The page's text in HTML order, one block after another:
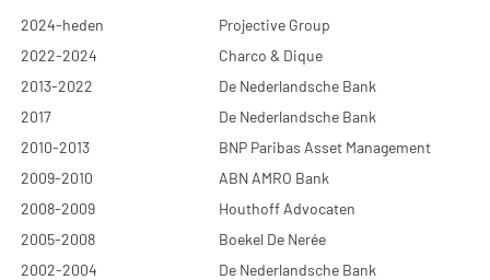
2024-heden
Projective Group
2022-2024
Charco & Dique
2013-2022
De Nederlandsche Bank
2017
De Nederlandsche Bank
2010-2013
BNP Paribas Asset Management
2009-2010
ABN AMRO Bank
2008-2009
Houthoff Advocaten
2005-2008
Boekel De Nerée
2002-2004
De Nederlandsche Bank